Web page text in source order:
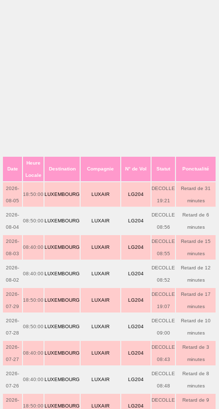
Date
Heure
Locale
Destination Compagnie N° de Vol Statut Ponctualité
2026-
08-05
18:50:00 LUXEMBOURG LUXAIR LG204
DECOLLE
19:21
Retard de 31
minutes
2026-
08-04
08:50:00 LUXEMBOURG LUXAIR LG204
DECOLLE
08:56
Retard de 6
minutes
2026-
08-03
08:40:00 LUXEMBOURG LUXAIR LG204
DECOLLE
08:55
Retard de 15
minutes
2026-
08-02
08:40:00 LUXEMBOURG LUXAIR LG204
DECOLLE
08:52
Retard de 12
minutes
2026-
07-29
18:50:00 LUXEMBOURG LUXAIR LG204
DECOLLE
19:07
Retard de 17
minutes
2026-
07-28
08:50:00 LUXEMBOURG LUXAIR LG204
DECOLLE
09:00
Retard de 10
minutes
2026-
07-27
08:40:00 LUXEMBOURG LUXAIR LG204
DECOLLE
08:43
Retard de 3
minutes
2026-
07-26
08:40:00 LUXEMBOURG LUXAIR LG204
DECOLLE
08:48
Retard de 8
minutes
2026-
18:50:00 LUXEMBOURG LUXAIR LG204
DECOLLE Retard de 9